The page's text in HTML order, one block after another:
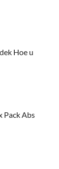
Hoe u
Pack Abs